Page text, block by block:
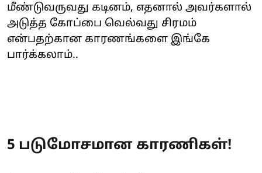
மீண்டுவருவது கடினம், எதனால் அவர்களால்
அடுத்த கோப்பை வெல்வது சிரமம்
என்பதற்கான காரணங்களை இங்கே
பார்க்கலாம்..
5 படுமோசமான காரணிகள்!